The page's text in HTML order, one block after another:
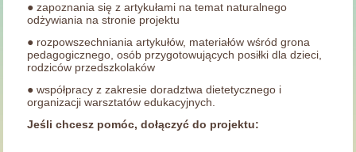
● zapoznania się z artykułami na temat naturalnego
odżywiania na stronie projektu
● rozpowszechniania artykułów, materiałów wśród grona
pedagogicznego, osób przygotowujących posiłki dla dzieci,
rodziców przedszkolaków
● współpracy z zakresie doradztwa dietetycznego i
organizacji warsztatów edukacyjnych.
Jeśli chcesz pomóc, dołączyć do projektu: